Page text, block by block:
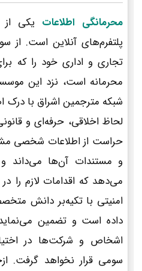
محرمانگی اطلاعات یکی از
پلتفرم‌های آنلاین است. از
تجاری و اداری خود را که
محرمانه است، نزد این
شبکه مترجمین اشراق با درک
لحاظ اخلاقی، حرفه‌ای و
حراست از اطلاعات شخصی
و مستندات آن‌ها می‌داند و
می‌دهد که اقدامات لازم را
امنیتی با تکیه‌بر دانش
داده است و تضمین
اشخاص و شرکت‌ها در
سومی قرار نخواهد گرفت.